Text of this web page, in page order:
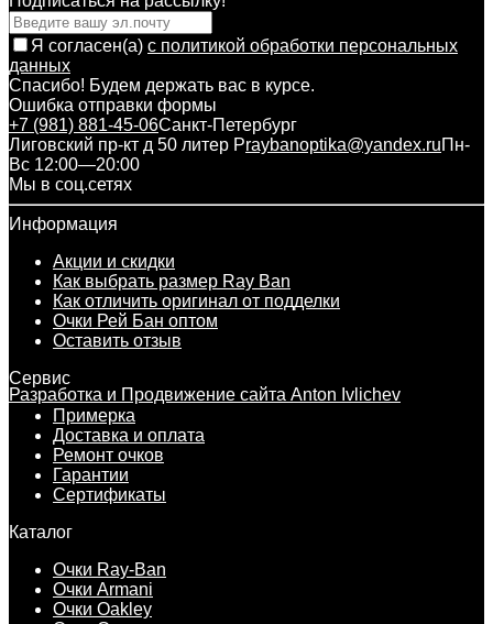
Я согласен(a) с политикой обработки персональных
данных
Спасибо! Будем держать вас в курсе.
Ошибка отправки формы
+7 (981) 881-45-06Санкт-Петербург
Лиговский пр-кт д 50 литер Рraybanoptika@yandex.ruПн-
Вс 12:00—20:00
Мы в соц.сетях
Информация
Акции и скидки
Как выбрать размер Ray Ban
Как отличить оригинал от подделки
Очки Рей Бан оптом
Оставить отзыв
Разработка и Продвижение сайта Anton Ivlichev
Сервис
Примерка
Доставка и оплата
Ремонт очков
Гарантии
Сертификаты
Каталог
Очки Ray-Ban
Очки Armani
Очки Oakley